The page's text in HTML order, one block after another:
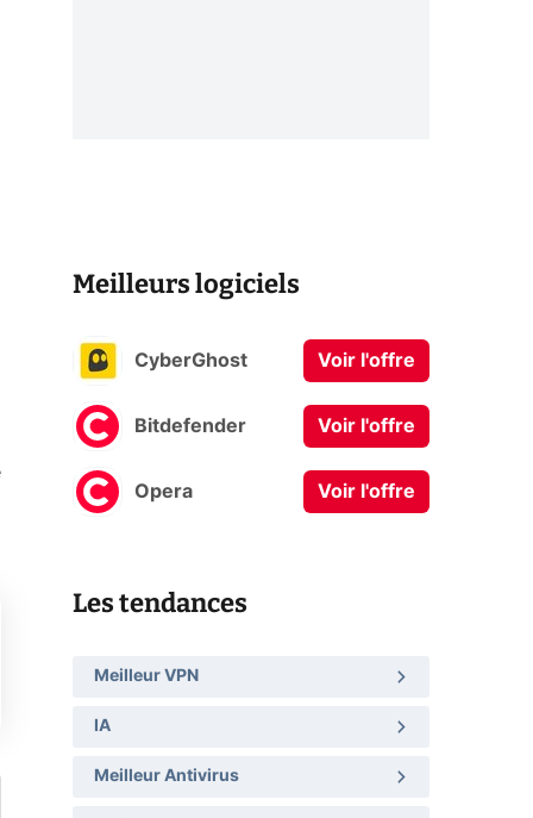
Meilleurs logiciels
CyberGhost Voir l'offre
Bitdefender Voir l'offre
Opera Voir l'offre
Les tendances
Meilleur VPN
IA
Meilleur Antivirus